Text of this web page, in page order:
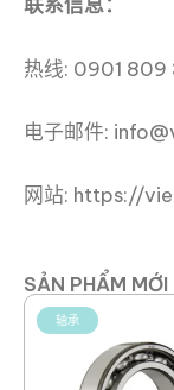
热线: 0901 809
电子邮件:
网站: https://
SẢN PHẨM MỚI
轴承